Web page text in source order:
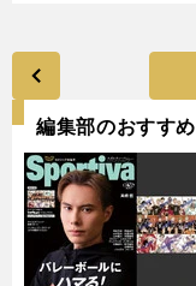
編集部のおすすめ